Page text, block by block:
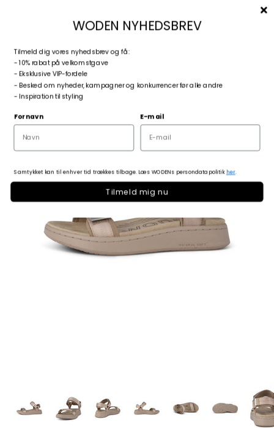
Log ind
Kurv
Zoom
WODEN NYHEDSBREV
Tilmeld dig vores nyhedsbrev og få:
- 10% rabat på velkomstgave
- Eksklusive VIP-fordele
- Besked om nyheder, kampagner og konkurrencer før alle andre
- Inspiration til styling
Fornavn E-mail
Samtykket kan til enhver tid trækkes tilbage. Læs WODENs persondatapolitikher.
Tilmeld mig nu